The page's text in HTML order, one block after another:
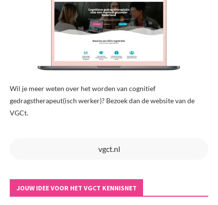
Wil je meer weten over het worden van cognitief
gedragstherapeut(isch werker)? Bezoek dan de website van de
VGCt.
vgct.nl
JOUW IDEE VOOR HET VGCT KENNISNET